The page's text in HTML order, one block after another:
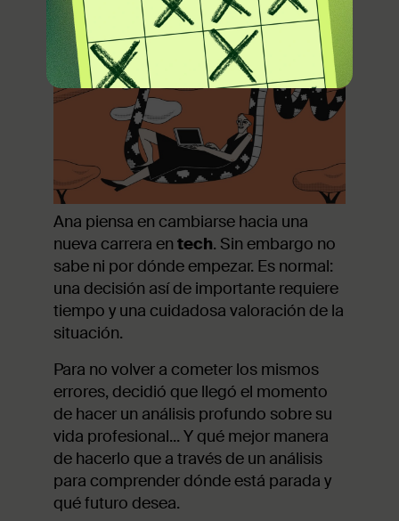
Ana piensa en cambiarse hacia una
nueva carrera en tech. Sin embargo no
sabe ni por dónde empezar. Es normal:
una decisión así de importante requiere
tiempo y una cuidadosa valoración de la
situación.
Para no volver a cometer los mismos
errores, decidió que llegó el momento
de hacer un análisis profundo sobre su
vida profesional... Y qué mejor manera
de hacerlo que a través de un análisis
para comprender dónde está parada y
qué futuro desea.